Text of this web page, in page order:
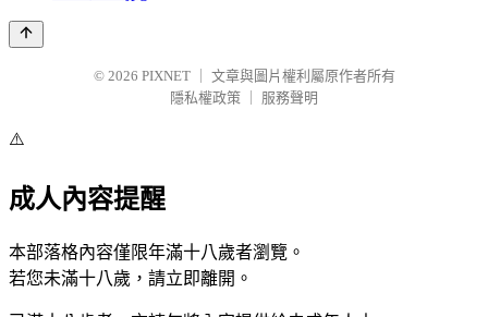
© 2026 PIXNET
文章與圖片權利屬原作者所有
隱私權政策
服務聲明
⚠️
成人內容提醒
本部落格內容僅限年滿十八歲者瀏覽。
若您未滿十八歲，請立即離開。